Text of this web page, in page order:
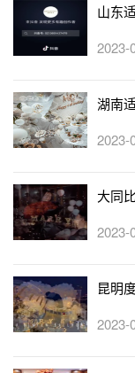
山东
2023-
湖南
2023-
大同
2023-
昆明
2023-